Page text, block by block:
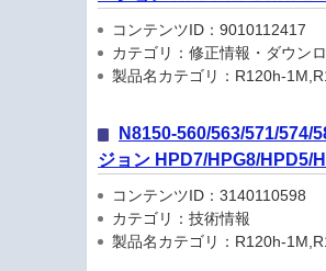
コンテンツID：9010112417
カテゴリ：修正情報・ダウン
製品名カテゴリ：R120h-
N8150-560/563/571/574/
ジョン HPD7/HPG8/HPD5/
コンテンツID：3140110598
カテゴリ：技術情報
製品名カテゴリ：R120h-